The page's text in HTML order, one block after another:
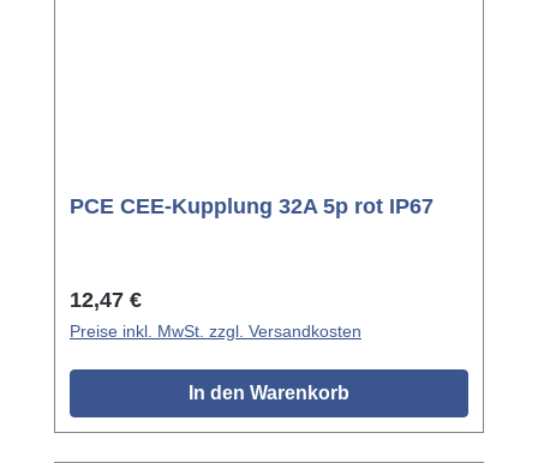
PCE CEE-Kupplung 32A 5p rot IP67
Regulärer Preis:
12,47 €
Preise inkl. MwSt. zzgl. Versandkosten
In den Warenkorb